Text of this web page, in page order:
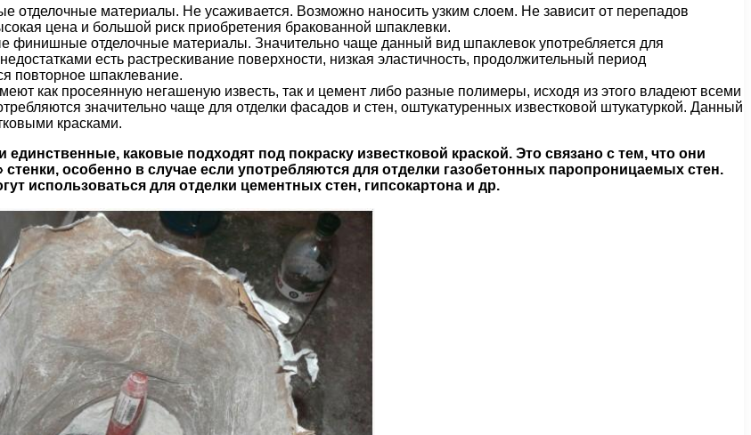
материалы. Не усаживается. Возможно наносить узким слоем. Не зависит от перепадов
цена и большой риск приобретения бракованной шпаклевки.
финишные отделочные материалы. Значительно чаще данный вид шпаклевок употребляется для
есть растрескивание поверхности, низкая эластичность, продолжительный период
повторное шпаклевание.
как просеянную негашеную известь, так и цемент либо разные полимеры, исходя из этого владеют всеми
значительно чаще для отделки фасадов и стен, оштукатуренных известковой штукатуркой. Данный
красками.
каковые подходят под покраску известковой краской. Это связано с тем, что они
особенно в случае если употребляются для отделки газобетонных паропроницаемых стен.
использоваться для отделки цементных стен, гипсокартона и др.